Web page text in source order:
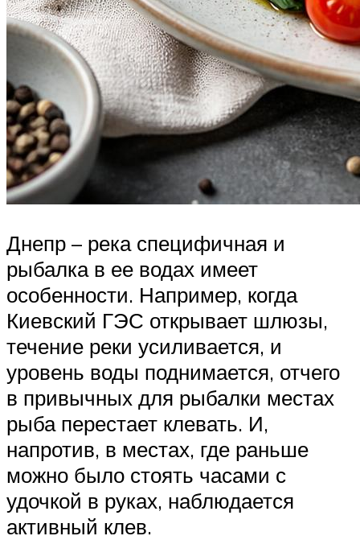
Днепр – река специфичная и
рыбалка в ее водах имеет
особенности. Например, когда
Киевский ГЭС открывает шлюзы,
течение реки усиливается, и
уровень воды поднимается, отчего
в привычных для рыбалки местах
рыба перестает клевать. И,
напротив, в местах, где раньше
можно было стоять часами с
удочкой в руках, наблюдается
активный клев.